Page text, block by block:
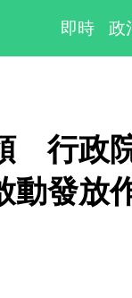
即時 政
行政
動發放